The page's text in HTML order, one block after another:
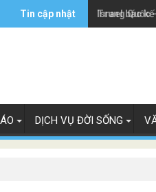
Tin cập nhật Trung Quốc
Israel bác
DỊCH VỤ ĐỜI SỐNG